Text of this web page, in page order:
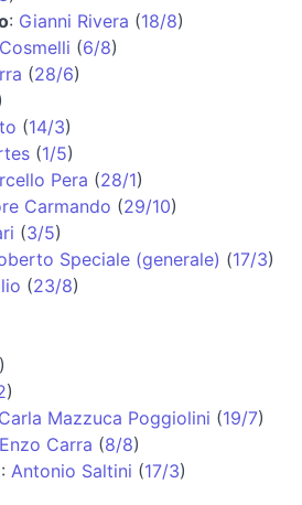
: Gianni Rivera (18/8)
(6/8)
(28/6)
(14/3)
(1/5)
Pera (28/1)
Carmando (29/10)
(3/5)
Speciale (generale) (17/3)
(23/8)
)
)
Carla Mazzuca Poggiolini (19/7)
Enzo Carra (8/8)
: Antonio Saltini (17/3)